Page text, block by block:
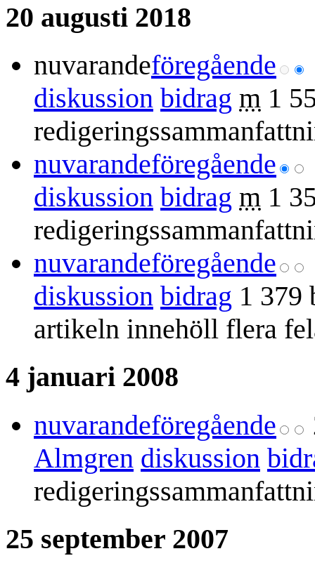
20 augusti 2018
nuvarandeföregående
diskussion bidrag m 1
nuvarandeföregående
diskussion bidrag m 1
nuvarandeföregående
diskussion bidrag 1 379
artikeln innehöll flera
4 januari 2008
nuvarandeföregående
Almgren diskussion
25 september 2007